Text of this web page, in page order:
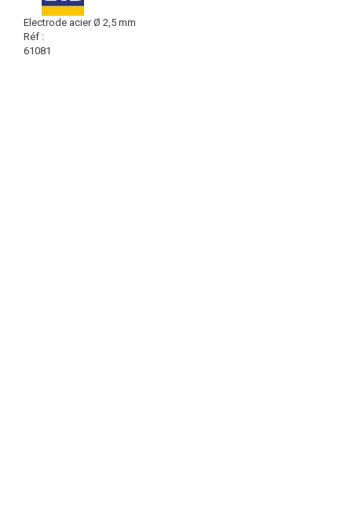
Electrode acier Ø 2,5 mm
Réf :
61081